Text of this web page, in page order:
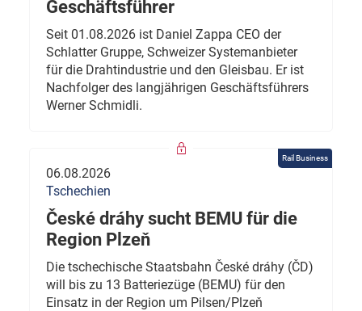
Geschäftsführer
Seit 01.08.2026 ist Daniel Zappa CEO der
Schlatter Gruppe, Schweizer Systemanbieter
für die Drahtindustrie und den Gleisbau. Er ist
Nachfolger des langjährigen Geschäftsführers
Werner Schmidli.
Rail Business
06.08.2026
Tschechien
České dráhy sucht BEMU für die
Region Plzeň
Die tschechische Staatsbahn České dráhy (ČD)
will bis zu 13 Batteriezüge (BEMU) für den
Einsatz in der Region um Pilsen/Plzeň